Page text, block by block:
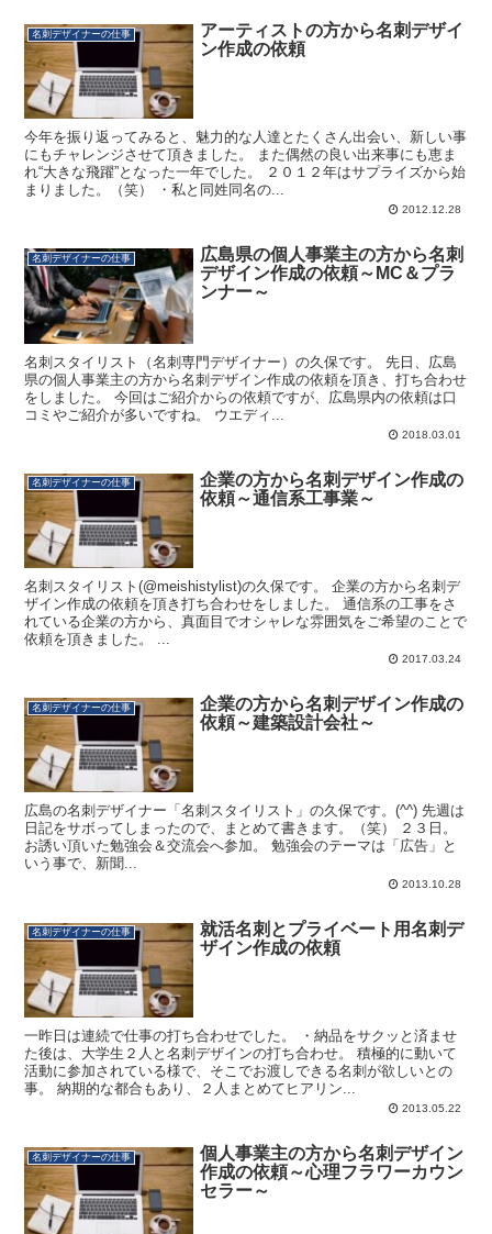
名刺デザイナーの仕事
アーティストの方から名刺デザイ
ン作成の依頼
今年を振り返ってみると、魅力的な人達とたくさん出会い、新しい事
にもチャレンジさせて頂きました。 また偶然の良い出来事にも恵ま
れ“大きな飛躍”となった一年でした。 ２０１２年はサプライズから始
まりました。（笑） ・私と同姓同名の...
2012.12.28
名刺デザイナーの仕事
広島県の個人事業主の方から名刺
デザイン作成の依頼～MC＆プラ
ンナー～
名刺スタイリスト（名刺専門デザイナー）の久保です。 先日、広島
県の個人事業主の方から名刺デザイン作成の依頼を頂き、打ち合わせ
をしました。 今回はご紹介からの依頼ですが、広島県内の依頼は口
コミやご紹介が多いですね。 ウエディ...
2018.03.01
名刺デザイナーの仕事
企業の方から名刺デザイン作成の
依頼～通信系工事業～
名刺スタイリスト(@meishistylist)の久保です。 企業の方から名刺デ
ザイン作成の依頼を頂き打ち合わせをしました。 通信系の工事をさ
れている企業の方から、真面目でオシャレな雰囲気をご希望のことで
依頼を頂きました。 ...
2017.03.24
名刺デザイナーの仕事
企業の方から名刺デザイン作成の
依頼～建築設計会社～
広島の名刺デザイナー「名刺スタイリスト」の久保です。(^^) 先週は
日記をサボってしまったので、まとめて書きます。（笑） ２３日。
お誘い頂いた勉強会＆交流会へ参加。 勉強会のテーマは「広告」と
いう事で、新聞...
2013.10.28
名刺デザイナーの仕事
就活名刺とプライベート用名刺デ
ザイン作成の依頼
一昨日は連続で仕事の打ち合わせでした。 ・納品をサクッと済ませ
た後は、大学生２人と名刺デザインの打ち合わせ。 積極的に動いて
活動に参加されている様で、そこでお渡しできる名刺が欲しいとの
事。 納期的な都合もあり、２人まとめてヒアリン...
2013.05.22
名刺デザイナーの仕事
個人事業主の方から名刺デザイン
作成の依頼～心理フラワーカウン
セラー～